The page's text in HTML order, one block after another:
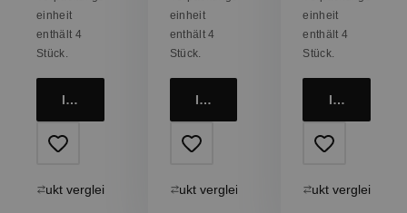
einheit
enthält 4
Stück.
In den Warenkorb
Produkt vergleichen
einheit
enthält 4
Stück.
In den Warenkorb
Produkt vergleichen
einheit
enthält 4
Stück.
In den
Produkt vergleichen